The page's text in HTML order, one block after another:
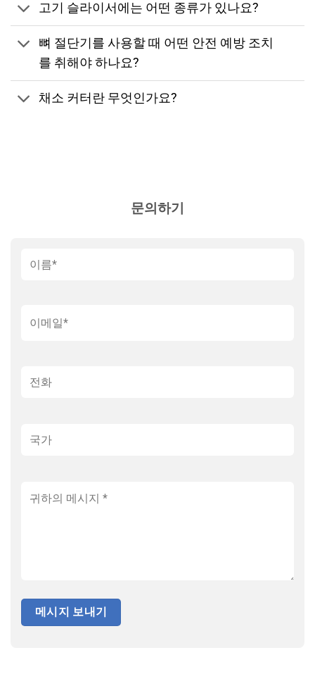
고기 슬라이서에는 어떤 종류가 있나요?
뼈 절단기를 사용할 때 어떤 안전 예방 조치
를 취해야 하나요?
채소 커터란 무엇인가요?
문의하기